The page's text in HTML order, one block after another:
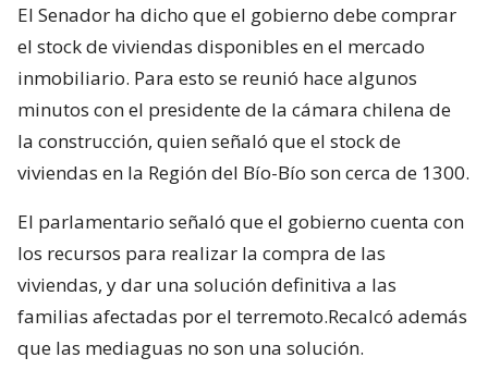
El Senador ha dicho que el gobierno debe comprar
el stock de viviendas disponibles en el mercado
inmobiliario. Para esto se reunió hace algunos
minutos con el presidente de la cámara chilena de
la construcción, quien señaló que el stock de
viviendas en la Región del Bío-Bío son cerca de 1300.
El parlamentario señaló que el gobierno cuenta con
los recursos para realizar la compra de las
viviendas, y dar una solución definitiva a las
familias afectadas por el terremoto.Recalcó además
que las mediaguas no son una solución.